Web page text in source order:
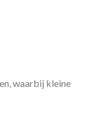
waarbij kleine